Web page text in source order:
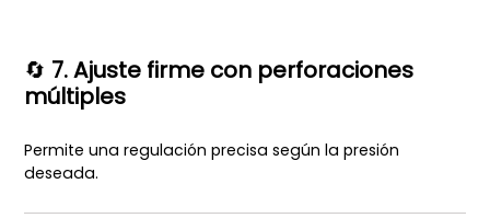
🔄 7. Ajuste firme con perforaciones
múltiples
Permite una regulación precisa según la presión
deseada.